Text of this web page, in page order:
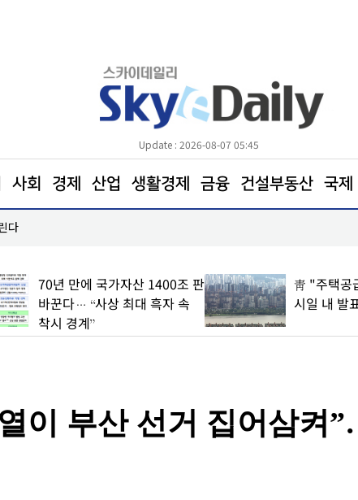
Update : 2026-08-07 05:45
사회 경제 산업 생활경제 금융 건설부동산 국제
다
70년 만에 국가자산 1400조 판
바꾼다… “사상 최대 흑자 속
착시 경계”
靑 "주택공
시일 내 발
이 부산 선거 집어삼켜